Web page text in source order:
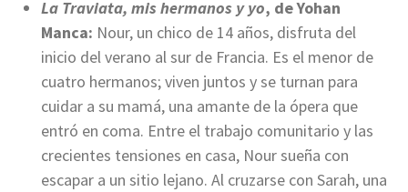
La Traviata, mis hermanos y yo, de Yohan
Manca: Nour, un chico de 14 años, disfruta del
inicio del verano al sur de Francia. Es el menor de
cuatro hermanos; viven juntos y se turnan para
cuidar a su mamá, una amante de la ópera que
entró en coma. Entre el trabajo comunitario y las
crecientes tensiones en casa, Nour sueña con
escapar a un sitio lejano. Al cruzarse con Sarah, una